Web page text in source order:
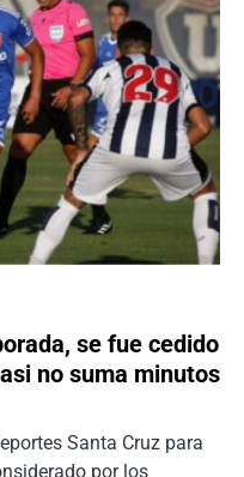
se fue cedido
no suma minutos
Santa Cruz para
por los